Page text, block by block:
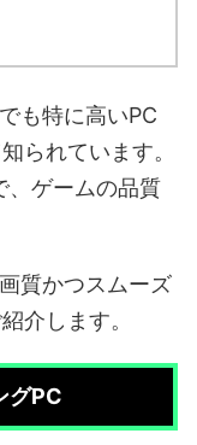
も特に高いPC
られています。
、ゲームの品質
質かつスムーズ
介します。
グPC